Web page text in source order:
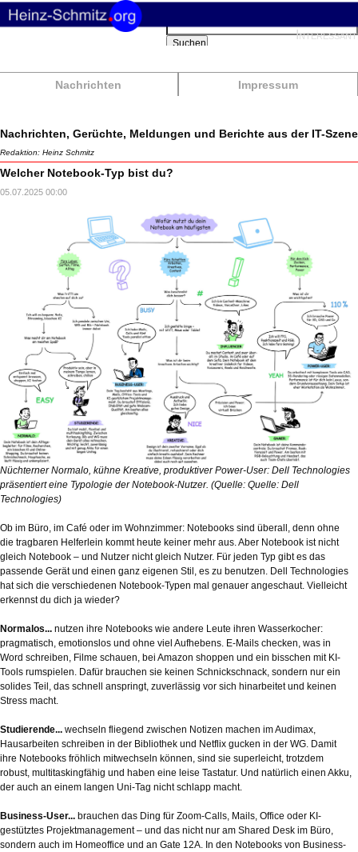
Nachrichten Impressum
Suchbegriffe
Suchen
Nachrichten, Gerüchte, Meldungen und Berichte aus der IT-Szene
Redaktion: Heinz Schmitz
Welcher Notebook-Typ bist du?
05.07.2025 00:00
Nüchterner Normalo, kühne Kreative, produktiver Power-User: Dell Technologies
präsentiert eine Typologie der Notebook-Nutzer. (Quelle: Quelle: Dell
Technologies)
Ob im Büro, im Café oder im Wohnzimmer: Notebooks sind überall, denn ohne
die tragbaren Helferlein kommt heute keiner mehr aus. Aber Notebook ist nicht
gleich Notebook – und Nutzer nicht gleich Nutzer. Für jeden Typ gibt es das
passende Gerät und einen ganz eigenen Stil, es zu benutzen. Dell Technologies
hat sich die verschiedenen Notebook-Typen mal genauer angeschaut. Vielleicht
erkennst du dich ja wieder?
Normalos... nutzen ihre Notebooks wie andere Leute ihren Wasserkocher:
pragmatisch, emotionslos und ohne viel Aufhebens. E-Mails checken, was in
Word schreiben, Filme schauen, bei Amazon shoppen und ein bisschen mit KI-
Tools rumspielen. Dafür brauchen sie keinen Schnickschnack, sondern nur ein
solides Teil, das schnell anspringt, zuverlässig vor sich hinarbeitet und keinen
Stress macht.
Studierende... wechseln fliegend zwischen Notizen machen im Audimax,
Hausarbeiten schreiben in der Bibliothek und Netflix gucken in der WG. Damit
ihre Notebooks fröhlich mitwechseln können, sind sie superleicht, trotzdem
robust, multitaskingfähig und haben eine leise Tastatur. Und natürlich einen Akku,
der auch an einem langen Uni-Tag nicht schlapp macht.
Business-User... brauchen das Ding für Zoom-Calls, Mails, Office oder KI-
gestütztes Projektmanagement – und das nicht nur am Shared Desk im Büro,
sondern auch im Homeoffice und an Gate 12A. In den Notebooks von Business-